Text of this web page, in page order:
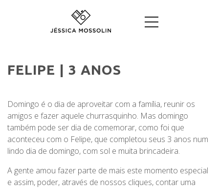
FELIPE | 3 ANOS
Domingo é o dia de aproveitar com a família, reunir os
amigos e fazer aquele churrasquinho. Mas domingo
também pode ser dia de comemorar, como foi que
aconteceu com o Felipe, que completou seus 3 anos num
lindo dia de domingo, com sol e muita brincadeira.
A gente amou fazer parte de mais este momento especial
e assim, poder, através de nossos cliques, contar uma